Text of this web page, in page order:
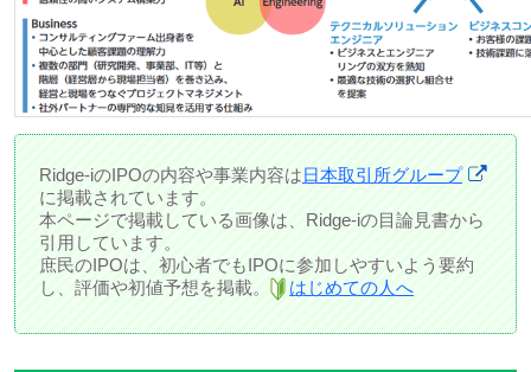
Ridge-iのIPOの内容や事業内容は日本取引所グループ
に掲載されています。
本ページで掲載している画像は、Ridge-iの目論見書から
引用しています。
庶民のIPOは、初心者でもIPOに参加しやすいよう要約
し、評価や初値予想を掲載。
はじめての人へ